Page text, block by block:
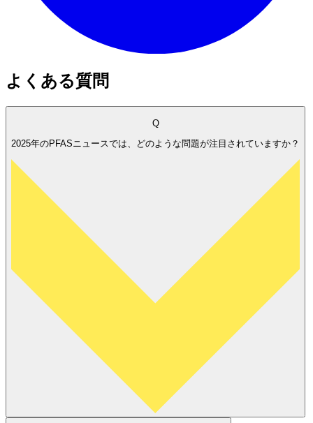
よくある質問
Q
2025年のPFASニュースでは、どのような問題が注目されていますか？